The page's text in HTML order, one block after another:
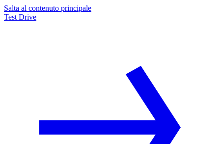
Salta al contenuto principale
Test Drive